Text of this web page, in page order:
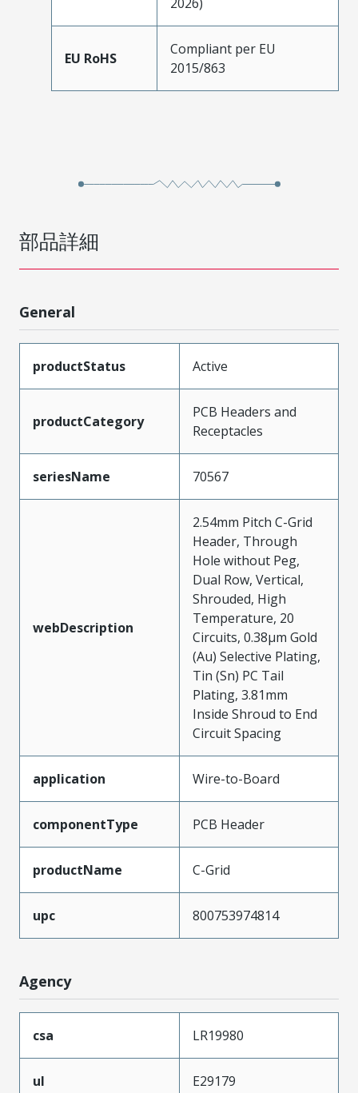
EU RoHS
Compliant per EU
2015/863
部品詳細
General
productStatus Active
productCategory
PCB Headers and
Receptacles
seriesName 70567
webDescription
2.54mm Pitch C-Grid
Header, Through
Hole without Peg,
Dual Row, Vertical,
Shrouded, High
Temperature, 20
Circuits, 0.38µm Gold
(Au) Selective Plating,
Tin (Sn) PC Tail
Plating, 3.81mm
Inside Shroud to End
Circuit Spacing
application Wire-to-Board
componentType PCB Header
productName C-Grid
upc 800753974814
Agency
csa LR19980
ul
E29179